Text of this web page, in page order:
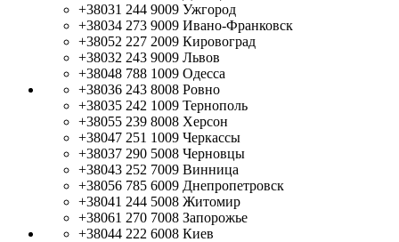
+38031 244 9009 Ужгород
+38034 273 9009 Ивано-Франковск
+38052 227 2009 Кировоград
+38032 243 9009 Львов
+38048 788 1009 Одесса
+38036 243 8008 Ровно
+38035 242 1009 Тернополь
+38055 239 8008 Херсон
+38047 251 1009 Черкассы
+38037 290 5008 Черновцы
+38043 252 7009 Винница
+38056 785 6009 Днепропетровск
+38041 244 5008 Житомир
+38061 270 7008 Запорожье
+38044 222 6008 Киев